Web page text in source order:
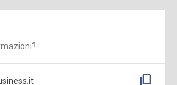
content_copy